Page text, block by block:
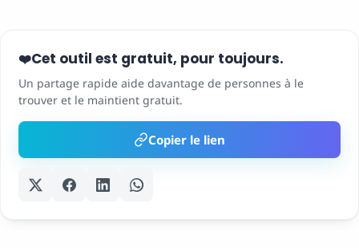
❤️Cet outil est gratuit, pour toujours.
Un partage rapide aide davantage de personnes à le
trouver et le maintient gratuit.
Copier le lien